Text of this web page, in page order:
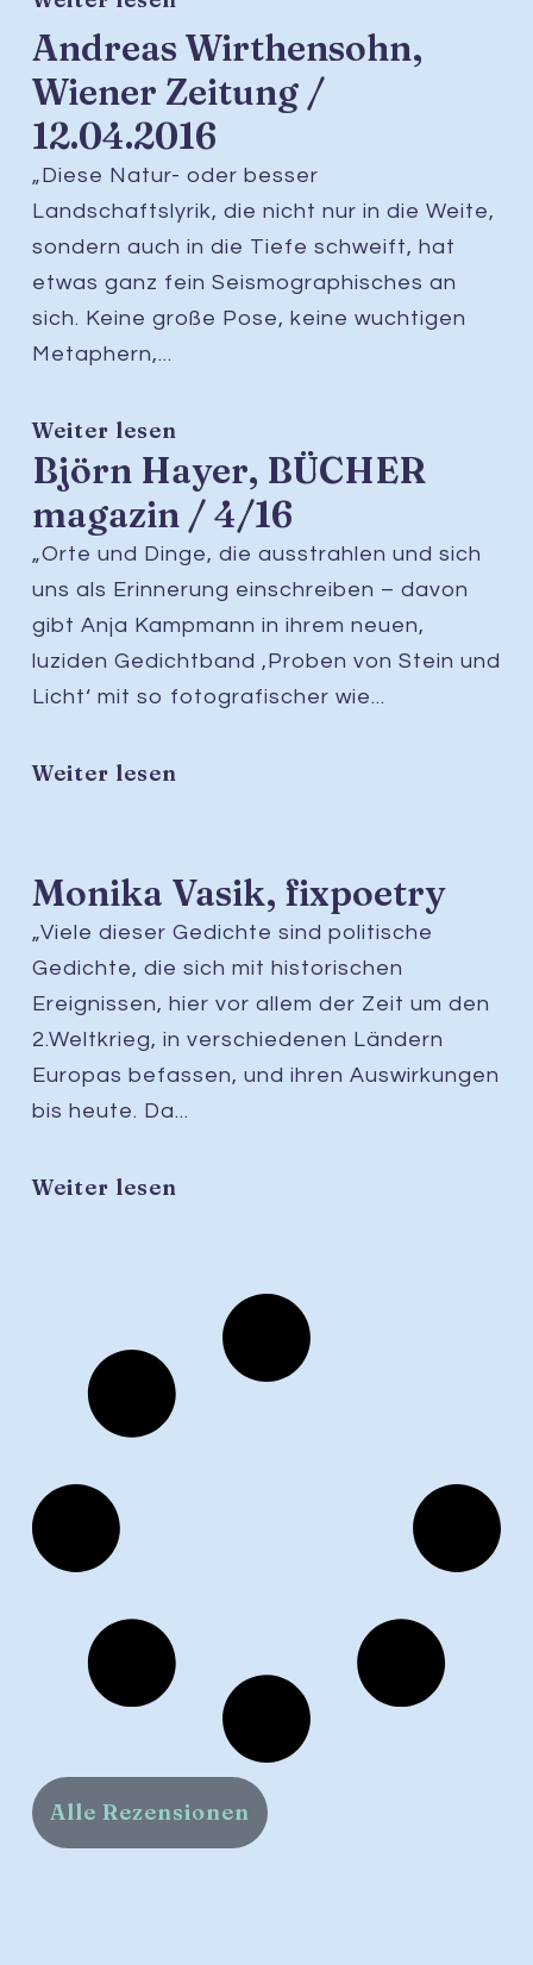
Andreas Wirthensohn,
Wiener Zeitung /
12.04.2016
„Diese Natur- oder besser
Landschaftslyrik, die nicht nur in die Weite,
sondern auch in die Tiefe schweift, hat
etwas ganz fein Seismographisches an
sich. Keine große Pose, keine wuchtigen
Metaphern,...
Weiter lesen
Björn Hayer, BÜCHER
magazin / 4/16
„Orte und Dinge, die ausstrahlen und sich
uns als Erinnerung einschreiben – davon
gibt Anja Kampmann in ihrem neuen,
luziden Gedichtband ‚Proben von Stein und
Licht‘ mit so fotografischer wie...
Weiter lesen
Monika Vasik, fixpoetry
„Viele dieser Gedichte sind politische
Gedichte, die sich mit historischen
Ereignissen, hier vor allem der Zeit um den
2.Weltkrieg, in verschiedenen Ländern
Europas befassen, und ihren Auswirkungen
bis heute. Da...
Weiter lesen
Alle Rezensionen